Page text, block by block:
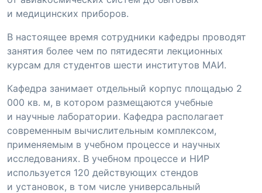
и медицинских приборов.
В настоящее время сотрудники кафедры проводят
занятия более чем по пятидесяти лекционных
курсам для студентов шести институтов МАИ.
Кафедра занимает отдельный корпус площадью 2
000 кв. м, в котором размещаются учебные
и научные лаборатории. Кафедра располагает
современным вычислительным комплексом,
применяемым в учебном процессе и научных
исследованиях. В учебном процессе и НИР
используется 120 действующих стендов
и установок, в том числе универсальный